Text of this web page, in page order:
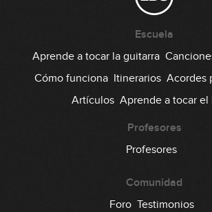
Escuela
Aprende a tocar la guitarra
Cómo funciona Itinerarios Acordes
Artículos Aprende a tocar el
Profesores
Profesores
Comunidad
Foro Testimonios